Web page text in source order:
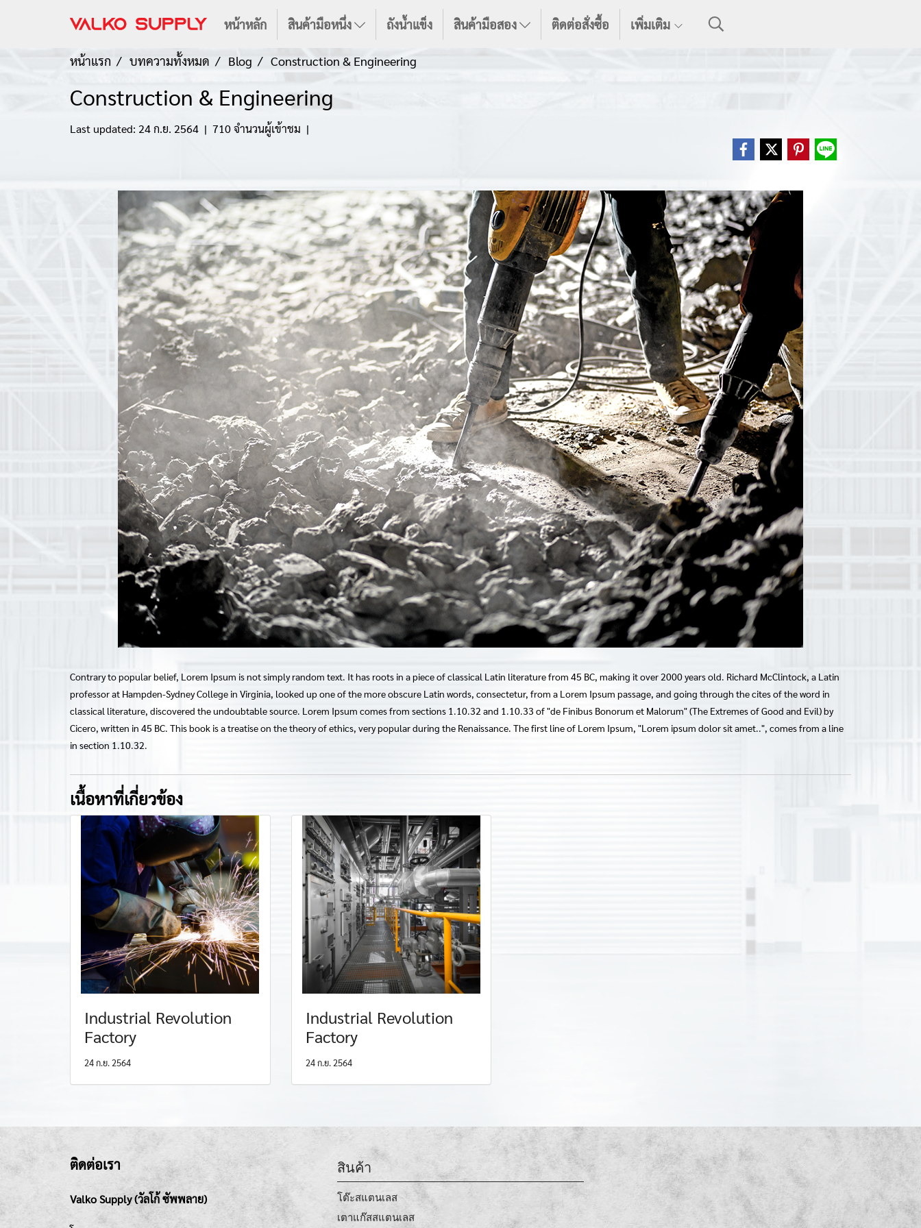
หน้าหลัก สินค้ามือหนึ่ง ถังน้ำแข็ง สินค้ามือสอง ติดต่อสั่งซื้อ เพิ่มเติม
หน้าแรก บทความทั้งหมด Blog Construction & Engineering
Construction & Engineering
Last updated: 24 ก.ย. 2564 | 710 จำนวนผู้เข้าชม |
Contrary to popular belief, Lorem Ipsum is not simply random text. It has roots in a piece of classical Latin literature from 45 BC, making it over 2000 years old. Richard McClintock, a Latin
professor at Hampden-Sydney College in Virginia, looked up one of the more obscure Latin words, consectetur, from a Lorem Ipsum passage, and going through the cites of the word in
classical literature, discovered the undoubtable source. Lorem Ipsum comes from sections 1.10.32 and 1.10.33 of "de Finibus Bonorum et Malorum" (The Extremes of Good and Evil) by
Cicero, written in 45 BC. This book is a treatise on the theory of ethics, very popular during the Renaissance. The first line of Lorem Ipsum, "Lorem ipsum dolor sit amet..", comes from a line
in section 1.10.32.
เนื้อหาที่เกี่ยวข้อง
Industrial Revolution
Factory
24 ก.ย. 2564
Industrial Revolution
Factory
24 ก.ย. 2564
ติดต่อเรา
Valko Supply (วัลโก้ ซัพพลาย)
สินค้า
โต๊ะสแตนเลส
เตาแก๊สสแตนเลส